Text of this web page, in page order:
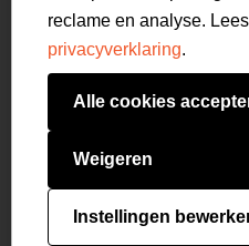
Short sweatpants
Shorts
Schoenen
Swimwear
Accessoires
Privacy
Cookies
reclame en analyse.
privacyverklaring.
Alle cookies
Weigeren
Instellingen